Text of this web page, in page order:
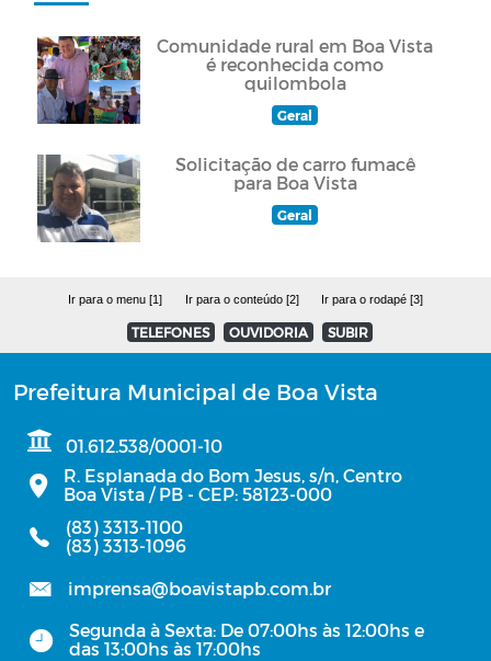
Comunidade rural em Boa Vista
é reconhecida como
quilombola
Geral
Solicitação de carro fumacê
para Boa Vista
Geral
Ir para o menu [1] Ir para o conteúdo [2] Ir para o rodapé [3]
TELEFONES OUVIDORIA SUBIR
Prefeitura Municipal de Boa Vista
01.612.538/0001-10
R. Esplanada do Bom Jesus, s/n, Centro
Boa Vista / PB - CEP: 58123-000
(83) 3313-1100
(83) 3313-1096
imprensa@boavistapb.com.br
Segunda à Sexta: De 07:00hs às 12:00hs e
das 13:00hs às 17:00hs